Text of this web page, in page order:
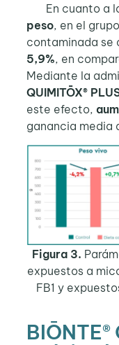
En cuanto a
peso, en el
contaminada se
5,9%, en
Mediante la
QUIMITŌX®
este efecto,
ganancia media
Figura 3.
expuestos a
FB1 y
BIŌNTE®